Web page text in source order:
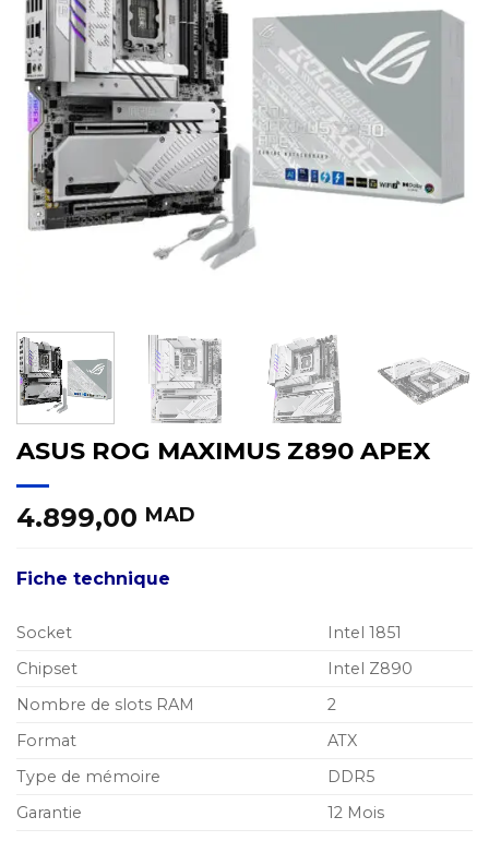
ASUS ROG MAXIMUS Z890 APEX
4.899,00 MAD
Fiche technique
Socket
Intel 1851
Chipset
Intel Z890
Nombre de slots RAM
2
Format
ATX
Type de mémoire
DDR5
Garantie
12 Mois